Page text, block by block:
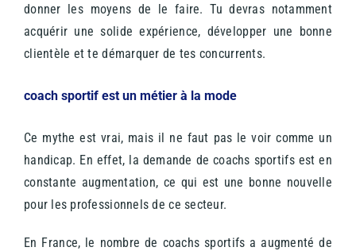
donner les moyens de le faire. Tu devras notamment
acquérir une solide expérience, développer une bonne
clientèle et te démarquer de tes concurrents.
coach sportif est un métier à la mode
Ce mythe est vrai, mais il ne faut pas le voir comme un
handicap. En effet, la demande de coachs sportifs est en
constante augmentation, ce qui est une bonne nouvelle
pour les professionnels de ce secteur.
En France, le nombre de coachs sportifs a augmenté de